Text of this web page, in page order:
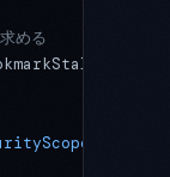
める